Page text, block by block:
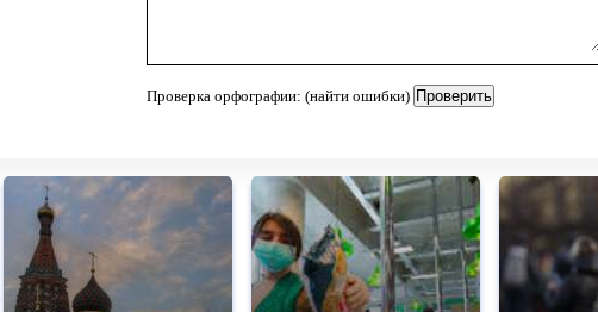
Проверка орфографии: (найти ошибки)